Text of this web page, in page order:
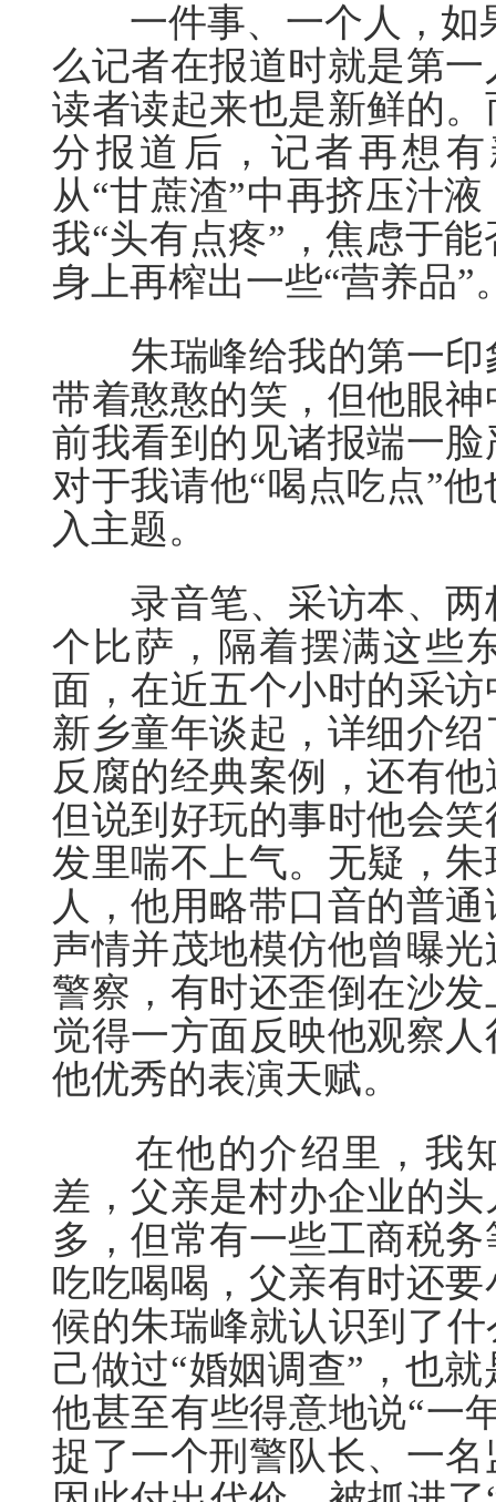
一件事、一个人，如
么记者在报道时就是第
读者读起来也是新鲜的
分报道后，记者再想
从“甘蔗渣”中再挤压汁
我“头有点疼”，焦虑于
身上再榨出一些“营养品”
朱瑞峰给我的第一印
带着憨憨的笑，但他眼
前我看到的见诸报端一
对于我请他“喝点吃点”
入主题。
录音笔、采访本、两
个比萨，隔着摆满这些
面，在近五个小时的采
新乡童年谈起，详细介
反腐的经典案例，还有
但说到好玩的事时他会
发里喘不上气。无疑，
人，他用略带口音的普
声情并茂地模仿他曾曝
警察，有时还歪倒在沙
觉得一方面反映他观察
他优秀的表演天赋。
在他的介绍里，我知
差，父亲是村办企业的
多，但常有一些工商税
吃吃喝喝，父亲有时还
候的朱瑞峰就认识到了
己做过“婚姻调查”，也
他甚至有些得意地说“一
捉了一个刑警队长、一